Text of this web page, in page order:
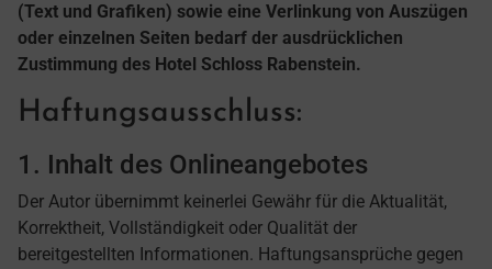
(Text und Grafiken) sowie eine Verlinkung von Auszügen
oder einzelnen Seiten bedarf der ausdrücklichen
Zustimmung des Hotel Schloss Rabenstein.
Haftungsausschluss:
1. Inhalt des Onlineangebotes
Der Autor übernimmt keinerlei Gewähr für die Aktualität,
Korrektheit, Vollständigkeit oder Qualität der
bereitgestellten Informationen. Haftungsansprüche gegen